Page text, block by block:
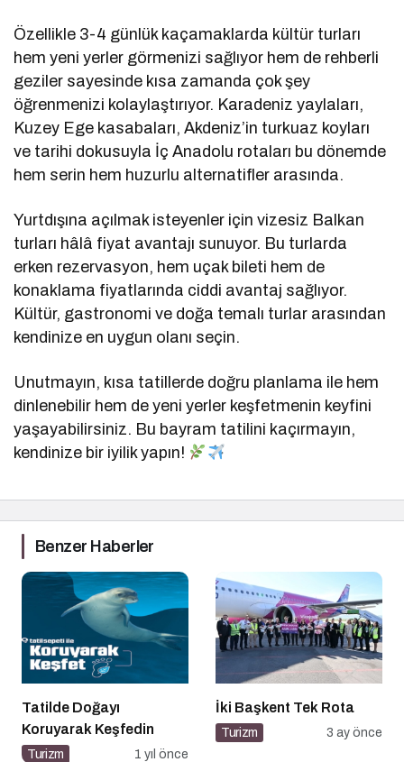
Özellikle 3-4 günlük kaçamaklarda kültür turları
hem yeni yerler görmenizi sağlıyor hem de rehberli
geziler sayesinde kısa zamanda çok şey
öğrenmenizi kolaylaştırıyor. Karadeniz yaylaları,
Kuzey Ege kasabaları, Akdeniz’in turkuaz koyları
ve tarihi dokusuyla İç Anadolu rotaları bu dönemde
hem serin hem huzurlu alternatifler arasında.
Yurtdışına açılmak isteyenler için vizesiz Balkan
turları hâlâ fiyat avantajı sunuyor. Bu turlarda
erken rezervasyon, hem uçak bileti hem de
konaklama fiyatlarında ciddi avantaj sağlıyor.
Kültür, gastronomi ve doğa temalı turlar arasından
kendinize en uygun olanı seçin.
Unutmayın, kısa tatillerde doğru planlama ile hem
dinlenebilir hem de yeni yerler keşfetmenin keyfini
yaşayabilirsiniz. Bu bayram tatilini kaçırmayın,
kendinize bir iyilik yapın!
Benzer Haberler
Tatilde Doğayı
Koruyarak Keşfedin
Turizm 1 yıl önce
İki Başkent Tek Rota
Turizm 3 ay önce